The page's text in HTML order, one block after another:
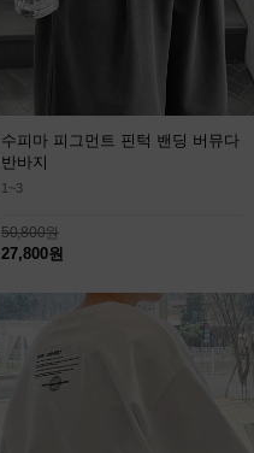
수피마 피그먼트 핀턱 밴딩 버뮤다
반바지
1~3
50,800원
27,800원